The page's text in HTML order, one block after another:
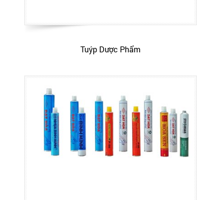
Tuýp Dược Phẩm